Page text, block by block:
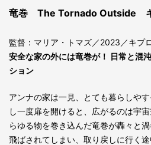
竜巻 The Tornado Outside
監督：マリア・トマズ／2023／キプ
安全な家の外には竜巻が！ 日常と混
ション
アンナの家は一見、とても暮らしや
し一度扉を開けると、広がるのは宇
らゆる物を巻き込んだ竜巻が轟々と
飛ばされてしまい、取り戻しに行く